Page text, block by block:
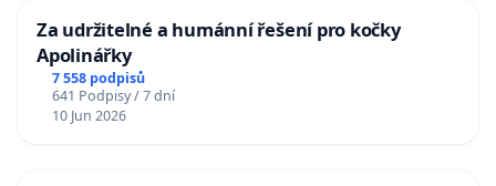
Za udržitelné a humánní řešení pro kočky
Apolinářky
7 558 podpisů
641 Podpisy / 7 dní
10 Jun 2026